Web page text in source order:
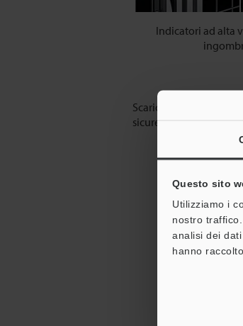
Questo sito
Utilizziamo i
nostro
analisi dei
hanno
Indicatori ad alta
Scarica il catalogo
sicurezza sul posto di